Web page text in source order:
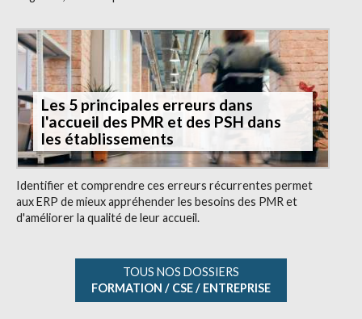
Les 5 principales erreurs dans
l'accueil des PMR et des PSH dans
les établissements
Identifier et comprendre ces erreurs récurrentes permet
aux ERP de mieux appréhender les besoins des PMR et
d'améliorer la qualité de leur accueil.
TOUS NOS DOSSIERS
FORMATION / CSE / ENTREPRISE